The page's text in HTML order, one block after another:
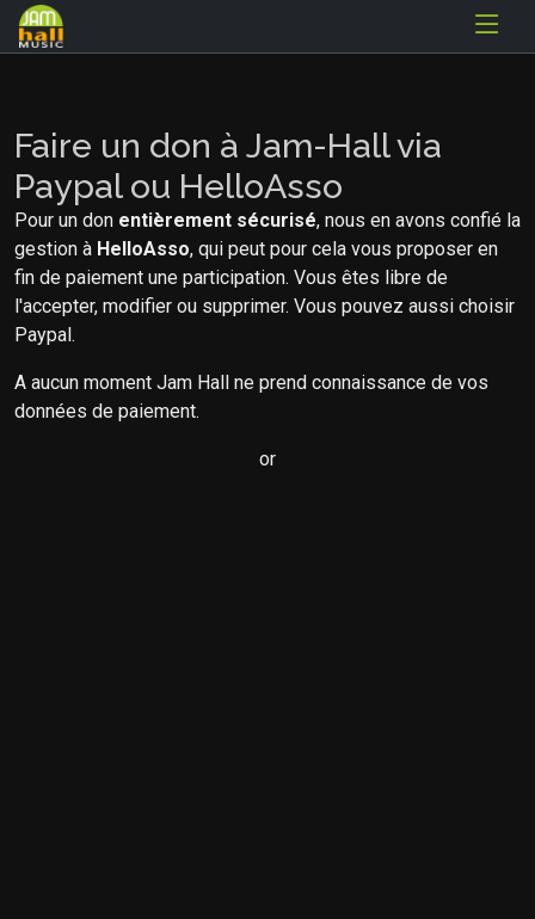
Faire un don à Jam-Hall via
Paypal ou HelloAsso
Pour un don entièrement sécurisé, nous en avons confié la
gestion à HelloAsso, qui peut pour cela vous proposer en
fin de paiement une participation. Vous êtes libre de
l'accepter, modifier ou supprimer. Vous pouvez aussi choisir
Paypal.
A aucun moment Jam Hall ne prend connaissance de vos
données de paiement.
or